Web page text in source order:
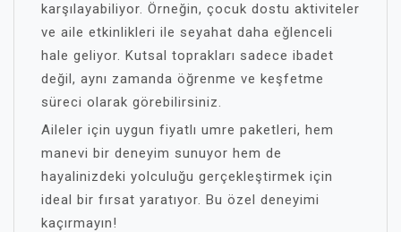
karşılayabiliyor. Örneğin, çocuk dostu aktiviteler
ve aile etkinlikleri ile seyahat daha eğlenceli
hale geliyor. Kutsal toprakları sadece ibadet
değil, aynı zamanda öğrenme ve keşfetme
süreci olarak görebilirsiniz.
Aileler için uygun fiyatlı umre paketleri, hem
manevi bir deneyim sunuyor hem de
hayalinizdeki yolculuğu gerçekleştirmek için
ideal bir fırsat yaratıyor. Bu özel deneyimi
kaçırmayın!